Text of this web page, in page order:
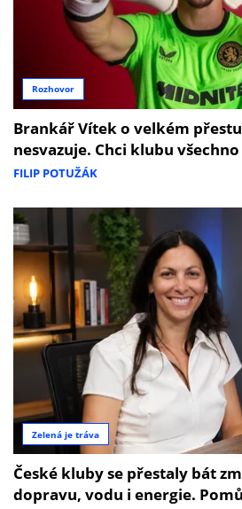
Rozhovor
Brankář Vítek o velkém
nesvazuje. Chci klubu
FILIP POTUŽÁK
Zelená je tráva
České kluby se přestaly bát
dopravu, vodu i energie.